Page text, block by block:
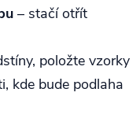
– stačí otřít
položte vzorky
kde bude podlaha